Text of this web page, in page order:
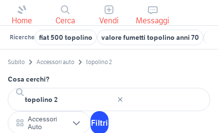
Home Cerca Vendi Messaggi
Ricerche fiat 500 topolino valore fumetti topolino anni 70
Subito Accessori auto topolino 2
Cosa cerchi?
Accessori
Auto
Filtri